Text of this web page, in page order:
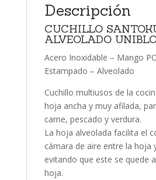
Descripción
CUCHILLO
ALVEOLADO
Acero Inoxidable – Mango
Estampado – Alveolado
Cuchillo multiusos de la
hoja ancha y muy afilada,
carne, pescado y verdura.
La hoja alveolada facilita el
cámara de aire entre la hoja
evitando que este se quede
hoja.